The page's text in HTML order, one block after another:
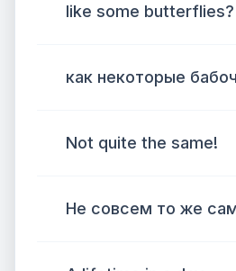
like some butterflies?
как некоторые
Not quite the same!
Не совсем то же